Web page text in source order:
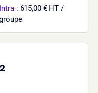
Intra : 615,00 € HT /
groupe